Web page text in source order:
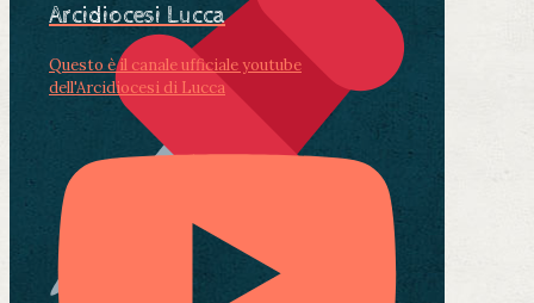
Arcidiocesi Lucca
Questo è il canale ufficiale youtube
dell'Arcidiocesi di Lucca